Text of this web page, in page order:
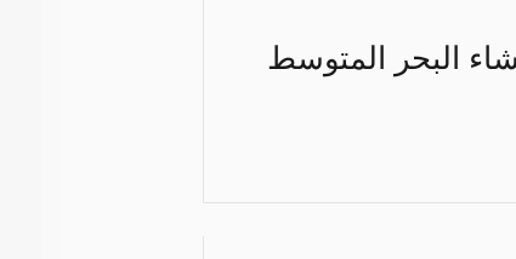
البحر المتوسط